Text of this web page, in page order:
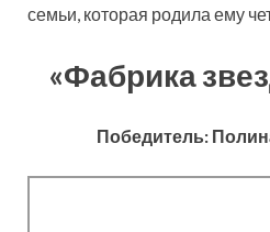
семьи, которая родила ему
«Фабрика
Победитель: